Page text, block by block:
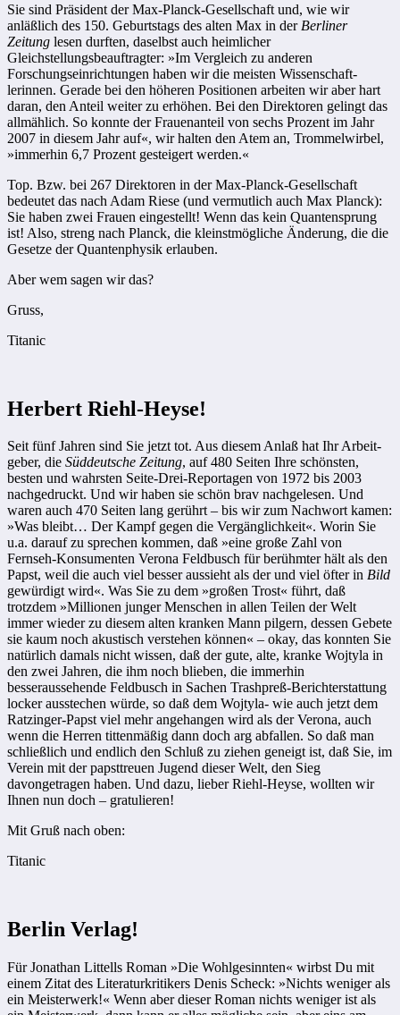
Sie sind Präsident der Max-Planck-Gesellschaft und, wie wir
anläßlich des 150. Geburtstags des alten Max in der Berliner
Zeitung lesen durften, daselbst auch heimlicher
Gleichstellungsbeauftragter: »Im Vergleich zu anderen
Forschungseinrichtungen ­haben wir die meisten Wissenschaft­
lerinnen. Gerade bei den höheren ­Positionen arbeiten wir aber hart
daran, den Anteil weiter zu erhöhen. Bei den Direktoren gelingt das
allmählich. So konnte der Frauenanteil von sechs Prozent im Jahr
2007 in diesem Jahr auf«, wir halten den Atem an, Trommelwirbel,
»immerhin 6,7 Prozent gesteigert werden.«
Top. Bzw. bei 267 Direktoren in der Max-Planck-Gesellschaft
bedeutet das nach Adam Riese (und vermutlich auch Max Planck):
Sie haben zwei Frauen eingestellt! Wenn das kein Quantensprung
ist! Also, streng nach Planck, die kleinstmögliche Änderung, die die
Gesetze der Quantenphysik erlauben.
Aber wem sagen wir das?
Gruss,
Titanic
Herbert Riehl-Heyse!
Seit fünf Jahren sind Sie jetzt tot. Aus diesem Anlaß hat Ihr Arbeit­
geber, die Süddeutsche Zeitung, auf 480 Seiten Ihre schönsten,
besten und wahrsten Seite-Drei-Reportagen von 1972 bis 2003
nachgedruckt. Und wir haben sie schön brav nachgelesen. Und
waren auch 470 Seiten lang gerührt – bis wir zum Nachwort kamen:
»Was bleibt… Der Kampf gegen die Vergänglichkeit«. Worin Sie
u.a. darauf zu sprechen kommen, daß »eine große Zahl von
Fernseh-Konsumenten Verona Feldbusch für berühmter hält als den
Papst, weil die auch viel besser aussieht als der und viel öfter in Bild
gewürdigt wird«. Was Sie zu dem »großen Trost« führt, daß
trotzdem »Millionen junger Menschen in allen Teilen der Welt
immer wieder zu diesem alten kranken Mann pilgern, dessen Gebete
sie kaum noch akustisch verstehen können« – okay, das konnten Sie
natürlich damals nicht wissen, daß der gute, alte, kranke Wojtyla in
den zwei Jahren, die ihm noch blieben, die immerhin
besseraussehende Feldbusch in Sachen Trashpreß-Berichterstattung
­locker ausstechen würde, so daß dem Wojtyla- wie auch jetzt dem
Ratzinger-Papst viel mehr angehangen wird als der Verona, auch
wenn die Herren tittenmäßig dann doch arg abfallen. So daß man
schließlich und endlich den Schluß zu ziehen geneigt ist, daß Sie, im
Verein mit der papsttreuen ­Jugend dieser Welt, den Sieg
davongetragen haben. Und dazu, lieber Riehl-Heyse, wollten wir
Ihnen nun doch – gratulieren!
Mit Gruß nach oben:
Titanic
Berlin Verlag!
Für Jonathan Littells Roman »Die Wohlgesinnten« wirbst Du mit
einem Zitat des Literaturkritikers Denis Scheck: »Nichts weniger als
ein Meisterwerk!« Wenn aber dieser Roman nichts weniger ist als